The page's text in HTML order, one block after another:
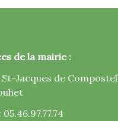
de la mairie :
St-Jacques de